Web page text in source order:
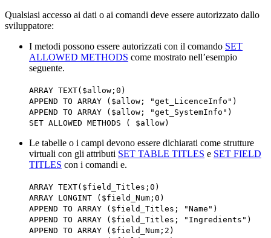
Qualsiasi accesso ai dati o ai comandi deve essere autorizzato dallo
sviluppatore:
I metodi possono essere autorizzati con il comando SET
ALLOWED METHODS come mostrato nell’esempio
seguente.
ARRAY TEXT( $allow ;0)
APPEND TO ARRAY ( $allow ; "get_LicenceInfo")
APPEND TO ARRAY ( $allow ; "get_SystemInfo")
SET ALLOWED METHODS ( $allow)
Le tabelle o i campi devono essere dichiarati come strutture
virtuali con gli attributi SET TABLE TITLES e SET FIELD
TITLES con i comandi e.
ARRAY TEXT( $field_Titles ;0)
ARRAY LONGINT ( $field_Num ;0)
APPEND TO ARRAY ( $field_Titles ; "Name")
APPEND TO ARRAY ( $field_Titles ; "Ingredients")
APPEND TO ARRAY ( $field_Num ;2)